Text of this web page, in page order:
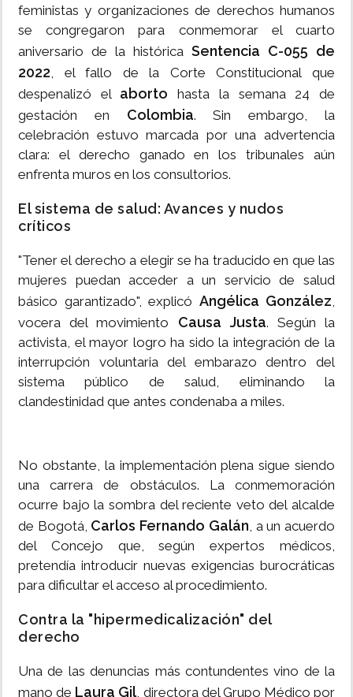
feministas y organizaciones de derechos humanos
se congregaron para conmemorar el cuarto
aniversario de la histórica Sentencia C-055 de
2022, el fallo de la Corte Constitucional que
despenalizó el aborto hasta la semana 24 de
gestación en Colombia. Sin embargo, la
celebración estuvo marcada por una advertencia
clara: el derecho ganado en los tribunales aún
enfrenta muros en los consultorios.
El sistema de salud: Avances y nudos
críticos
"Tener el derecho a elegir se ha traducido en que las
mujeres puedan acceder a un servicio de salud
básico garantizado", explicó Angélica González,
vocera del movimiento Causa Justa. Según la
activista, el mayor logro ha sido la integración de la
interrupción voluntaria del embarazo dentro del
sistema público de salud, eliminando la
clandestinidad que antes condenaba a miles.
No obstante, la implementación plena sigue siendo
una carrera de obstáculos. La conmemoración
ocurre bajo la sombra del reciente veto del alcalde
de Bogotá, Carlos Fernando Galán, a un acuerdo
del Concejo que, según expertos médicos,
pretendía introducir nuevas exigencias burocráticas
para dificultar el acceso al procedimiento.
Contra la "hipermedicalización" del
derecho
Una de las denuncias más contundentes vino de la
mano de Laura Gil, directora del Grupo Médico por